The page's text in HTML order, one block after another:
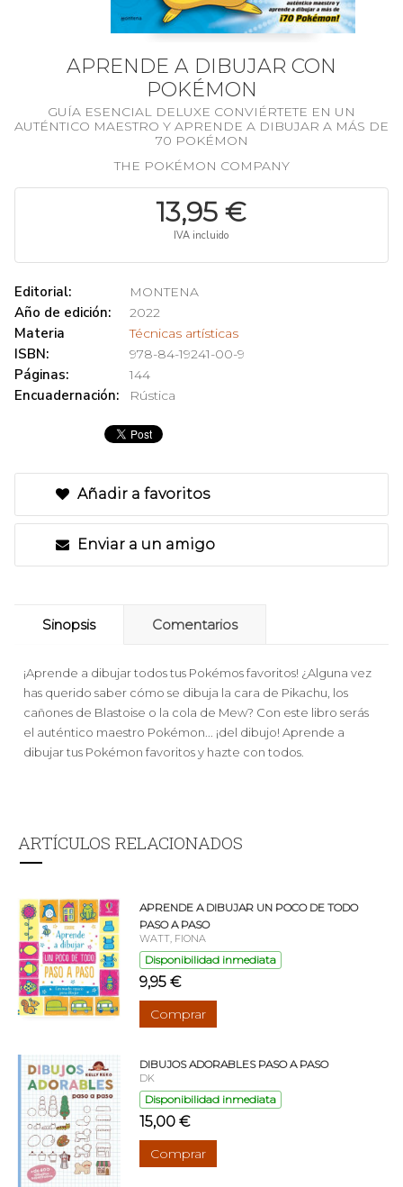
APRENDE A DIBUJAR CON
POKÉMON
GUÍA ESENCIAL DELUXE CONVIÉRTETE EN UN
AUTÉNTICO MAESTRO Y APRENDE A DIBUJAR A MÁS DE
70 POKÉMON
THE POKÉMON COMPANY
13,95 €
IVA incluido
Editorial: MONTENA
Año de edición: 2022
Materia Técnicas artísticas
ISBN: 978-84-19241-00-9
Páginas: 144
Encuadernación: Rústica
Añadir a favoritos
Enviar a un amigo
Sinopsis Comentarios
¡Aprende a dibujar todos tus Pokémos favoritos! ¿Alguna vez
has querido saber cómo se dibuja la cara de Pikachu, los
cañones de Blastoise o la cola de Mew? Con este libro serás
el auténtico maestro Pokémon... ¡del dibujo! Aprende a
dibujar tus Pokémon favoritos y hazte con todos.
ARTÍCULOS RELACIONADOS
APRENDE A DIBUJAR UN POCO DE TODO
PASO A PASO
WATT, FIONA
Disponibilidad inmediata
9,95 €
Comprar
DIBUJOS ADORABLES PASO A PASO
DK
Disponibilidad inmediata
15,00 €
Comprar